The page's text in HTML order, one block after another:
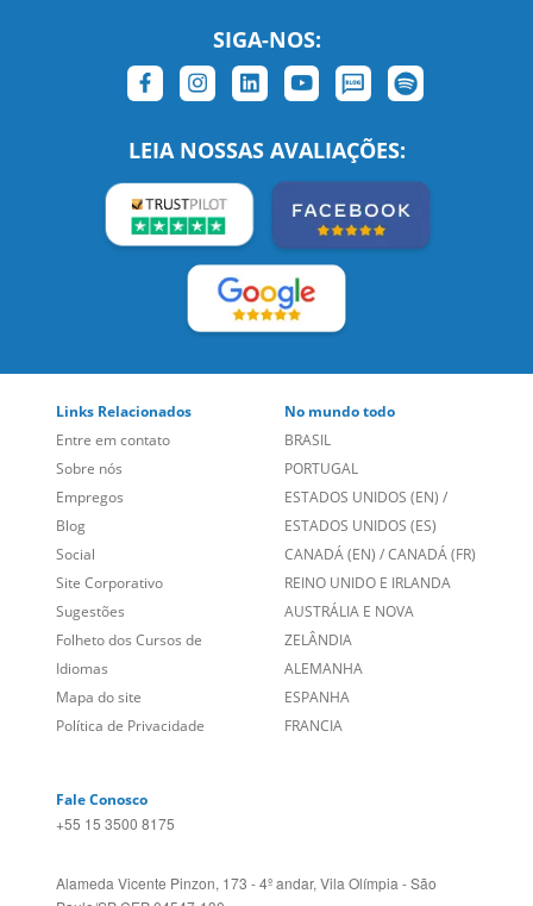
SIGA-NOS:
LEIA NOSSAS AVALIAÇÕES:
Links Relacionados
Entre em contato
Sobre nós
Empregos
Blog
Social
Site Corporativo
Sugestões
Folheto dos Cursos de
Idiomas
Mapa do site
No mundo todo
BRASIL
PORTUGAL
ESTADOS UNIDOS (EN)
ESTADOS UNIDOS (ES)
CANADÁ (EN) / CANADÁ (FR)
REINO UNIDO E IRLANDA
AUSTRÁLIA E NOVA
ZELÂNDIA
ALEMANHA
ESPANHA
Fale Conosco